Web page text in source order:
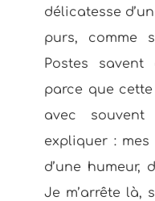
délicatesse
purs, comme
Postes
parce que
avec
expliquer :
d’une humeur,
Je m’arrête là,